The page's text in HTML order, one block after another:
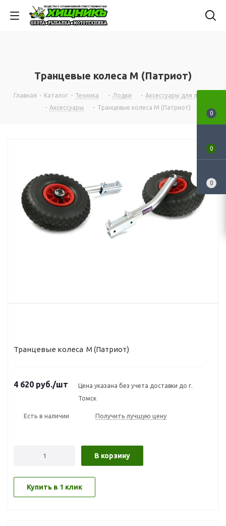
Транцевые колеса М (Патриот)
Главная - Каталог - Техника - Лодки - Аксессуары для лодок
- Аксессуары - Транцевые колеса М (Патриот)
Транцевые колеса М (Патриот)
4 620 руб./шт
Цена указана без учета доставки до г.
Томск
Есть в наличии Получить лучшую цену
В корзину
Купить в 1 клик
0
0
0